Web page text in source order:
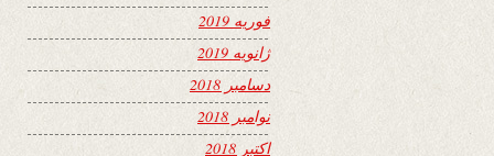
فوریه 2019
ژانویه 2019
دسامبر 2018
نوامبر 2018
اکتبر 2018